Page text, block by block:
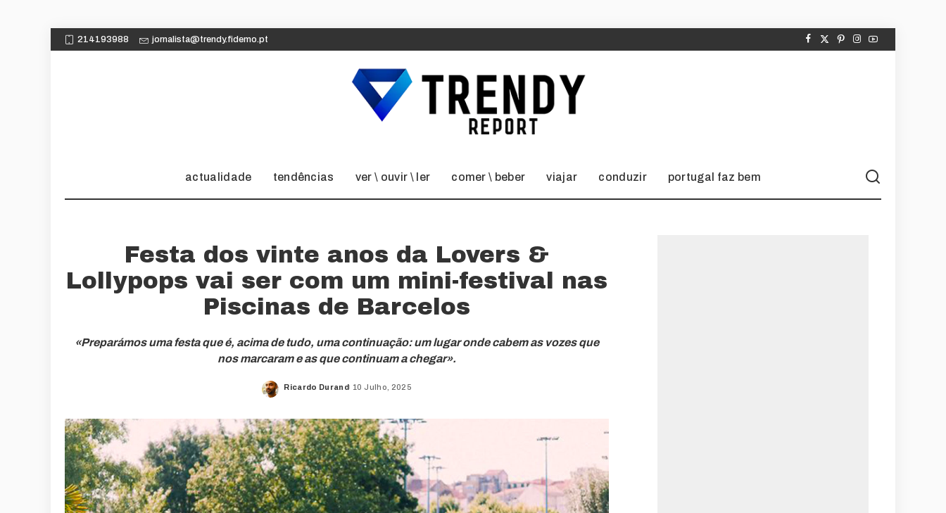
214193988 jornalista@trendy.fidemo.pt
actualidade tendências ver \ ouvir \ ler comer \ beber viajar conduzir portugal faz bem
Festa dos vinte anos da Lovers &
Lollypops vai ser com um mini-festival nas
Piscinas de Barcelos
«Preparámos uma festa que é, acima de tudo, uma continuação: um lugar onde cabem as vozes que
nos marcaram e as que continuam a chegar».
Posted
Ricardo Durand 10 Julho, 2025